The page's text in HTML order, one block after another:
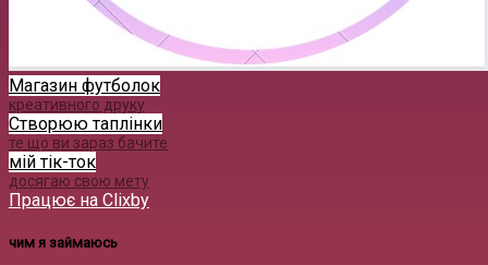
Магазин футболок
креативного друку
Створюю таплінки
те що ви зараз бачите
мій тік-ток
досягаю свою мету
Працює на Clixby
чим я займаюсь